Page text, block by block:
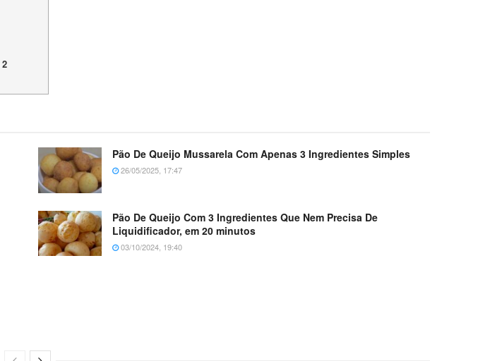
2
Pão De Queijo Mussarela Com Apenas 3 Ingredientes Simples
26/05/2025, 17:47
Pão De Queijo Com 3 Ingredientes Que Nem Precisa De
Liquidificador, em 20 minutos
03/10/2024, 19:40